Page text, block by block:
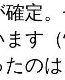
定
す
の